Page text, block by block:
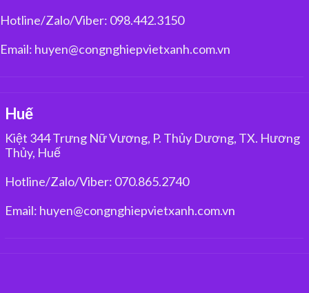
Hotline/Zalo/Viber: 098.442.3150
Email: huyen@congnghiepvietxanh.com.vn
Huế
Kiệt 344 Trưng Nữ Vương, P. Thủy Dương, TX. Hương
Thủy, Huế
Hotline/Zalo/Viber: 070.865.2740
Email: huyen@congnghiepvietxanh.com.vn